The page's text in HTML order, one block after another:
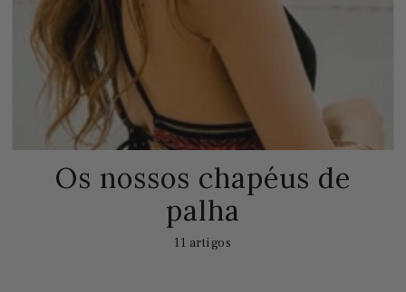
Os nossos chapéus de
palha
11 artigos